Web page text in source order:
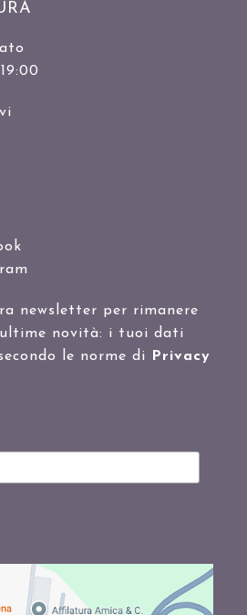
newsletter per rimanere
novità: i tuoi dati
le norme di Privacy